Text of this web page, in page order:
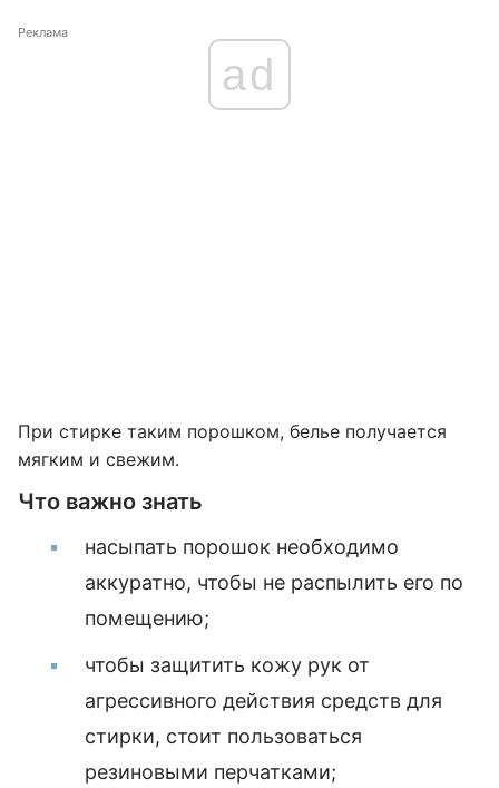
Реклама
ad
При стирке таким порошком, белье получается
мягким и свежим.
Что важно знать
насыпать порошок необходимо
аккуратно, чтобы не распылить его по
помещению;
чтобы защитить кожу рук от
агрессивного действия средств для
стирки, стоит пользоваться
резиновыми перчатками;